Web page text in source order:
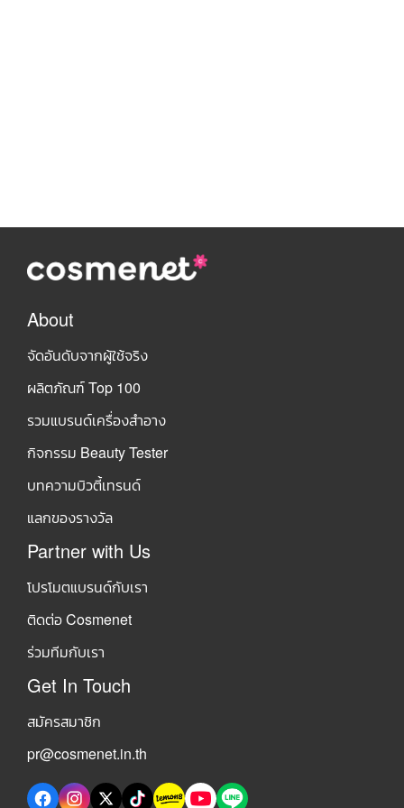
About
จัดอันดับจากผู้ใช้จริง
ผลิตภัณฑ์ Top 100
รวมแบรนด์เครื่องสำอาง
กิจกรรม Beauty Tester
บทความบิวตี้เทรนด์
แลกของรางวัล
Partner with Us
โปรโมตแบรนด์กับเรา
ติดต่อ Cosmenet
ร่วมทีมกับเรา
Get In Touch
สมัครสมาชิก
pr@cosmenet.in.th